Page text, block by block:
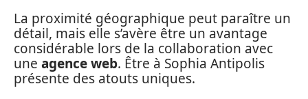
La proximité géographique peut paraître un
détail, mais elle s’avère être un avantage
considérable lors de la collaboration avec
une agence web. Être à Sophia Antipolis
présente des atouts uniques.